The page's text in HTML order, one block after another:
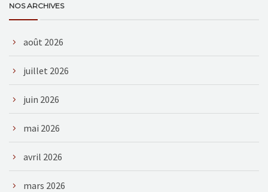
NOS ARCHIVES
août 2026
juillet 2026
juin 2026
mai 2026
avril 2026
mars 2026